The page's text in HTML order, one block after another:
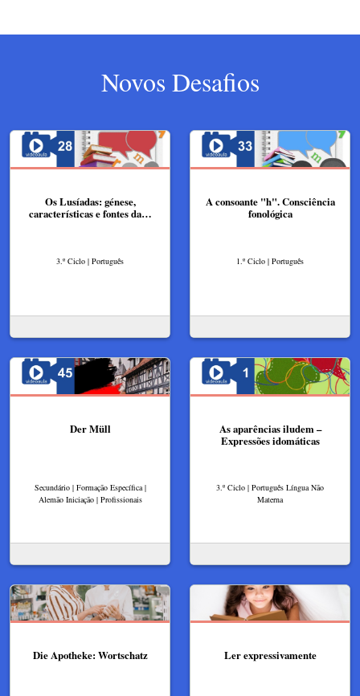
Novos Desafios
Os Lusíadas: génese,
características e fontes da…
3.º Ciclo | Português
A consoante "h". Consciência
fonológica
1.º Ciclo | Português
Der Müll
Secundário | Formação Específica |
Alemão Iniciação | Profissionais
As aparências iludem –
Expressões idomáticas
3.º Ciclo | Português Língua Não
Materna
Die Apotheke: Wortschatz Ler expressivamente